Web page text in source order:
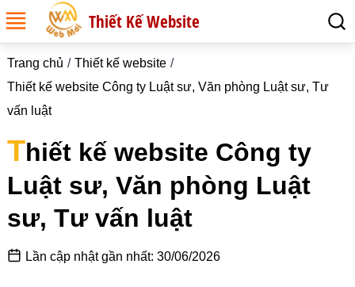
Thiết Kế Website
Trang chủ
Thiết kế website
Thiết kế website Công ty Luật sư, Văn phòng Luật sư, Tư
vấn luật
Thiết kế website Công ty
Luật sư, Văn phòng Luật
sư, Tư vấn luật
Lần cập nhật gần nhất: 30/06/2026